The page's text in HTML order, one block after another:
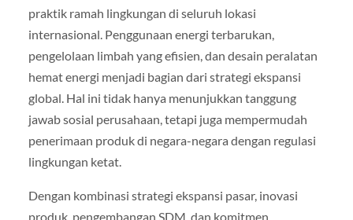
praktik ramah lingkungan di seluruh lokasi
internasional. Penggunaan energi terbarukan,
pengelolaan limbah yang efisien, dan desain peralatan
hemat energi menjadi bagian dari strategi ekspansi
global. Hal ini tidak hanya menunjukkan tanggung
jawab sosial perusahaan, tetapi juga mempermudah
penerimaan produk di negara-negara dengan regulasi
lingkungan ketat.
Dengan kombinasi strategi ekspansi pasar, inovasi
produk, pengembangan SDM, dan komitmen